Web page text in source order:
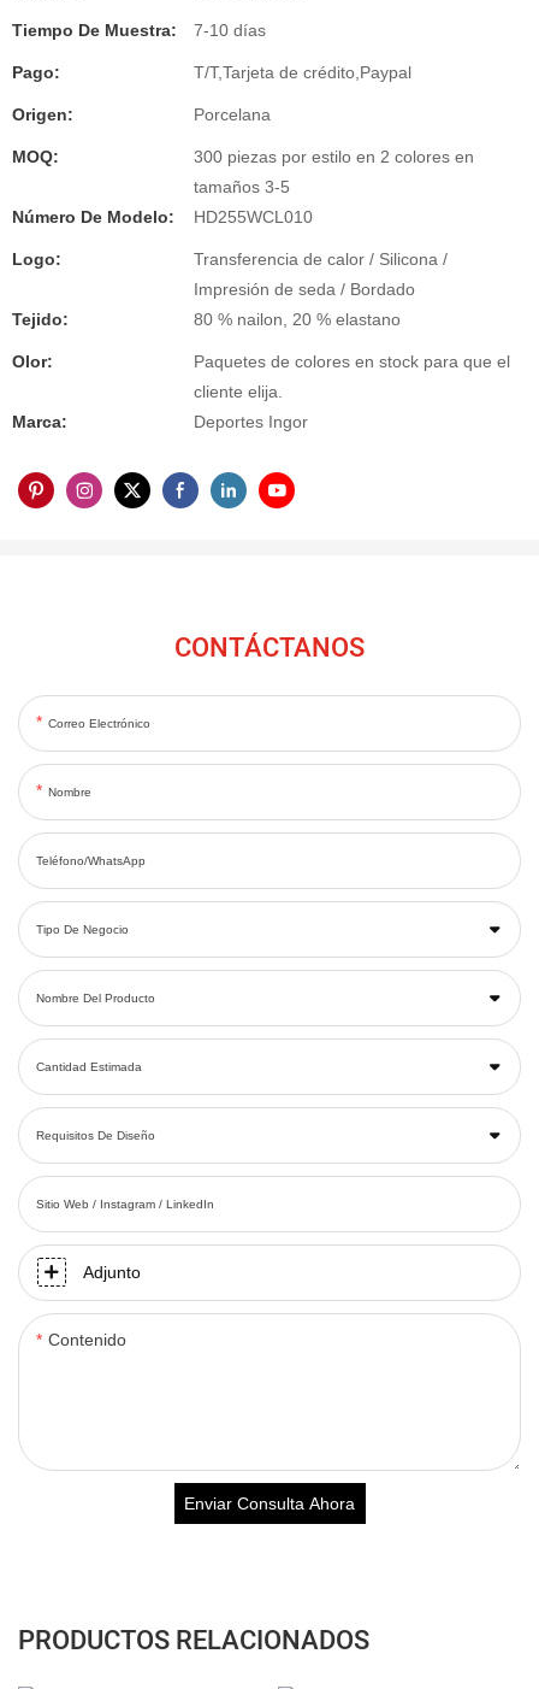
Tiempo De Muestra: 7-10 días
Pago: T/T,Tarjeta de crédito,Paypal
Origen: Porcelana
MOQ:
300 piezas por estilo en 2 colores en
tamaños 3-5
Número De Modelo:
HD255WCL010
Logo:
Transferencia de calor / Silicona /
Impresión de seda / Bordado
Tejido:
80 % nailon, 20 % elastano
Olor:
Paquetes de colores en stock para que el
cliente elija.
Marca:
Deportes Ingor
CONTÁCTANOS
Correo Electrónico
Nombre
Teléfono/WhatsApp
Tipo De Negocio
Nombre Del Producto
Cantidad Estimada
Requisitos De Diseño
Sitio Web / Instagram / LinkedIn
Adjunto
Contenido
Enviar Consulta Ahora
PRODUCTOS RELACIONADOS